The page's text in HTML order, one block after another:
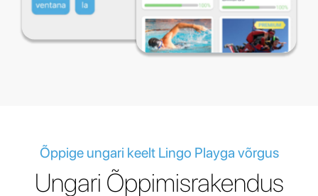
Õppige ungari keelt Lingo Playga võrgus
Ungari Õppimisrakendus